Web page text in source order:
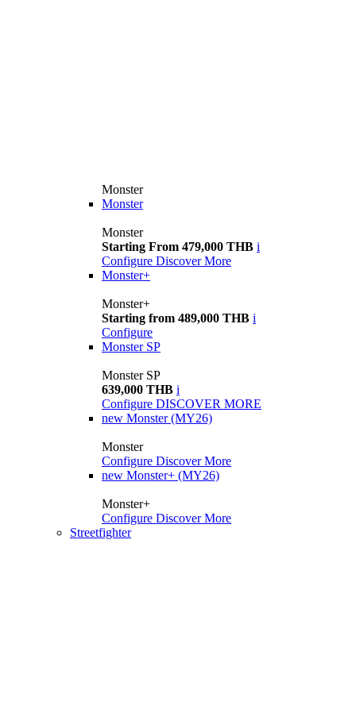
Monster
Monster
Monster
Starting From 479,000 THB i
Configure Discover More
Monster+
Monster+
Starting from 489,000 THB i
Configure
Monster SP
Monster SP
639,000 THB i
Configure DISCOVER MORE
new Monster (MY26)
Monster
Configure Discover More
new Monster+ (MY26)
Monster+
Configure Discover More
Streetfighter